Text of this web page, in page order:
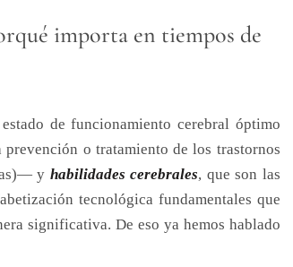
importa en tiempos de
de funcionamiento cerebral óptimo
o tratamiento de los trastornos
y habilidades cerebrales, que son las
tecnológica fundamentales que
significativa. De eso ya hemos hablado